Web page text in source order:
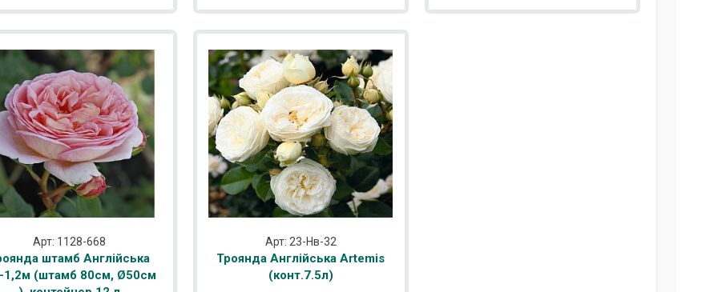
Арт: 1128-668
штамб Англійська
1,2м (штамб 80см, Ø50см
Арт: 23-Нв-32
Троянда Англійська Artemis
(конт.7.5л)